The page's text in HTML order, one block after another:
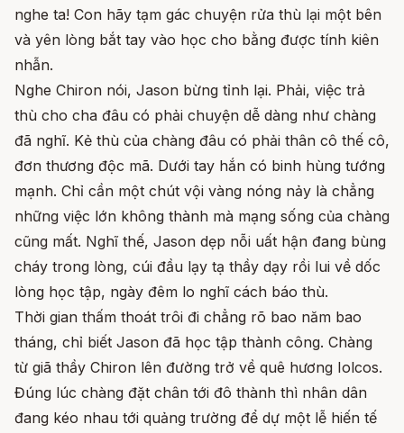
nghe ta! Con hãy tạm gác chuyện rửa thù lại một bên
và yên lòng bắt tay vào học cho bằng được tính kiên
nhẫn.
Nghe Chiron nói, Jason bừng tỉnh lại. Phải, việc trả
thù cho cha đâu có phải chuyện dễ dàng như chàng
đã nghĩ. Kẻ thù của chàng đâu có phải thân cô thế cô,
đơn thương độc mã. Dưới tay hắn có binh hùng tướng
mạnh. Chỉ cần một chút vội vàng nóng nảy là chẳng
những việc lớn không thành mà mạng sống của chàng
cũng mất. Nghĩ thế, Jason dẹp nỗi uất hận đang bùng
cháy trong lòng, cúi đầu lạy tạ thầy dạy rồi lui về dốc
lòng học tập, ngày đêm lo nghĩ cách báo thù.
Thời gian thấm thoát trôi đi chẳng rõ bao năm bao
tháng, chỉ biết Jason đã học tập thành công. Chàng
từ giã thầy Chiron lên đường trở về quê hương Iolcos.
Đúng lúc chàng đặt chân tới đô thành thì nhân dân
đang kéo nhau tới quảng trường để dự một lễ hiến tế